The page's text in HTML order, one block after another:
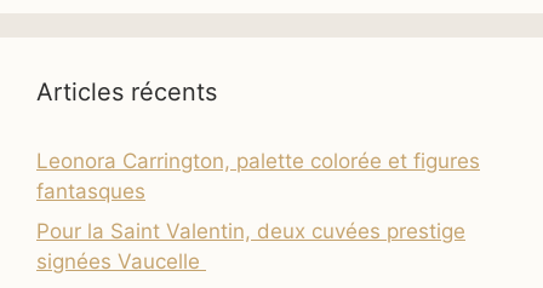
Articles récents
Leonora Carrington, palette colorée et figures
fantasques
Pour la Saint Valentin, deux cuvées prestige
signées Vaucelle